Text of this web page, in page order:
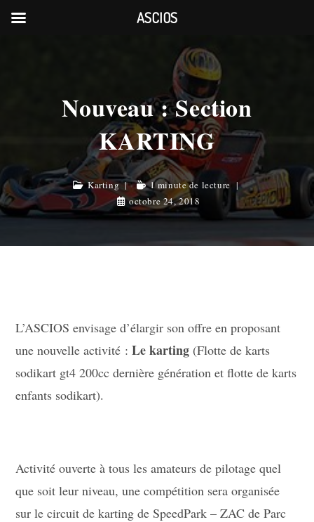
Nouveau : Section
KARTING
Karting
1 minute de lecture
octobre 24, 2018
L’ASCIOS envisage d’élargir son offre en proposant
une nouvelle activité :Le karting (Flotte de karts
sodikart gt4 200cc dernière génération et flotte de karts
enfants sodikart).
Activité ouverte à tous les amateurs de pilotage quel
que soit leur niveau, une compétition sera organisée
sur le circuit de karting de SpeedPark – ZAC de Parc
ASCIOS